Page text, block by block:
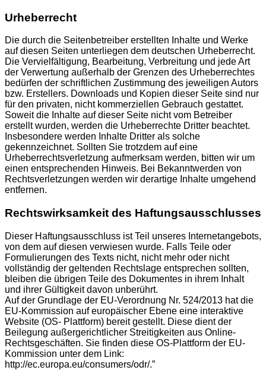
Urheberrecht
Die durch die Seitenbetreiber erstellten Inhalte und Werke
auf diesen Seiten unterliegen dem deutschen Urheberrecht.
Die Vervielfältigung, Bearbeitung, Verbreitung und jede Art
der Verwertung außerhalb der Grenzen des Urheberrechtes
bedürfen der schriftlichen Zustimmung des jeweiligen Autors
bzw. Erstellers. Downloads und Kopien dieser Seite sind nur
für den privaten, nicht kommerziellen Gebrauch gestattet.
Soweit die Inhalte auf dieser Seite nicht vom Betreiber
erstellt wurden, werden die Urheberrechte Dritter beachtet.
Insbesondere werden Inhalte Dritter als solche
gekennzeichnet. Sollten Sie trotzdem auf eine
Urheberrechtsverletzung aufmerksam werden, bitten wir um
einen entsprechenden Hinweis. Bei Bekanntwerden von
Rechtsverletzungen werden wir derartige Inhalte umgehend
entfernen.
Rechtswirksamkeit des Haftungsausschlusses
Dieser Haftungsausschluss ist Teil unseres Internetangebots,
von dem auf diesen verwiesen wurde. Falls Teile oder
Formulierungen des Texts nicht, nicht mehr oder nicht
vollständig der geltenden Rechtslage entsprechen sollten,
bleiben die übrigen Teile des Dokumentes in ihrem Inhalt
und ihrer Gültigkeit davon unberührt.
Auf der Grundlage der EU-Verordnung Nr. 524/2013 hat die
EU-Kommission auf europäischer Ebene eine interaktive
Website (OS- Plattform) bereit gestellt. Diese dient der
Beilegung außergerichtlicher Streitigkeiten aus Online-
Rechtsgeschäften. Sie finden diese OS-Plattform der EU-
Kommission unter dem Link:
http://ec.europa.eu/consumers/odr/.”